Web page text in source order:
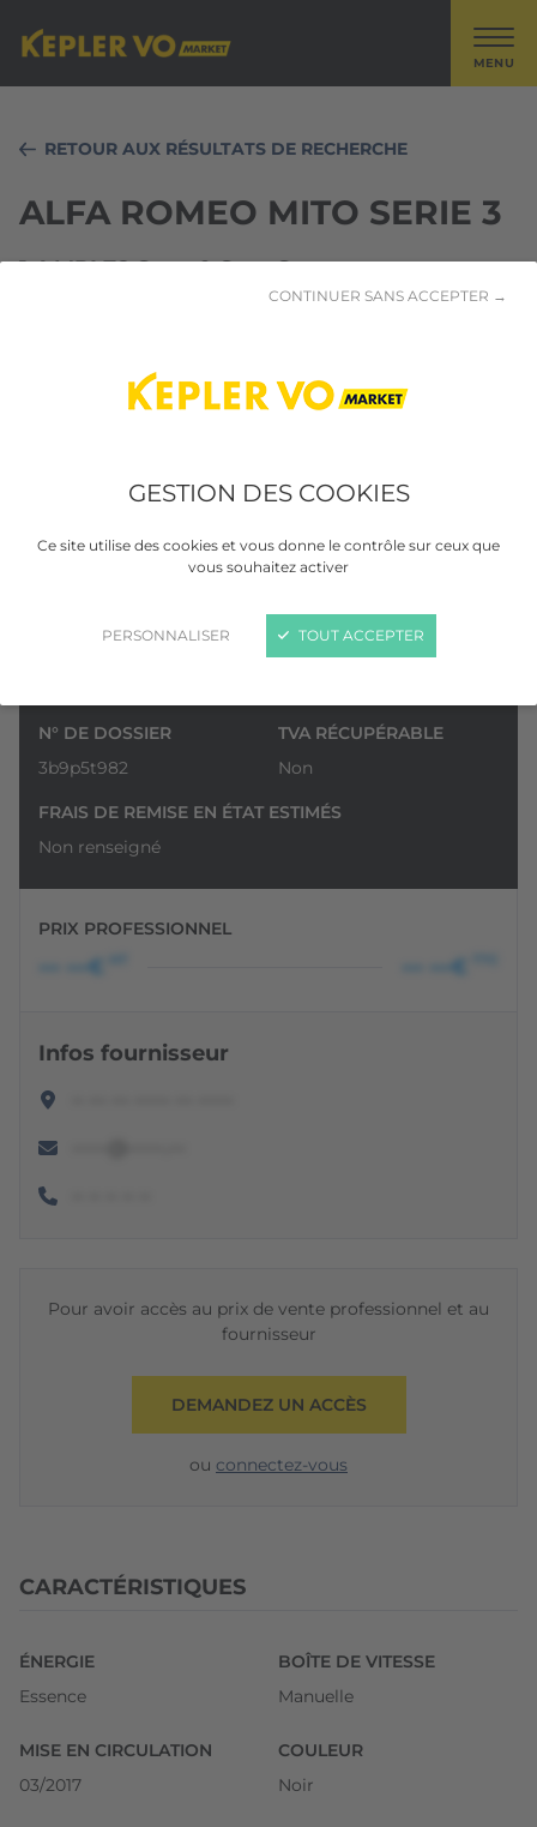
GESTION DES COOKIES
Ce site utilise des cookies et vous donne le contrôle sur ceux que
vous souhaitez activer
PERSONNALISER
CONTINUER SANS ACCEPTER →
TOUT ACCEPTER
MENU
RETOUR AUX RÉSULTATS DE RECHERCHE
ALFA ROMEO MITO SERIE 3
1.4 MPI 78 Start & Stop Super
VOIR LA GALERIE
N° DE DOSSIER
3b9p5t982
TVA RÉCUPÉRABLE
Non
FRAIS DE REMISE EN ÉTAT ESTIMÉS
Non renseigné
PRIX PROFESSIONNEL
••• •••€ ••• •••€
Infos fournisseur
Pour avoir accès au prix de vente professionnel et au
fournisseur
DEMANDEZ UN ACCÈS
ou connectez-vous
CARACTÉRISTIQUES
ÉNERGIE
Essence
BOÎTE DE VITESSE
Manuelle
MISE EN CIRCULATION
03/2017
COULEUR
Noir